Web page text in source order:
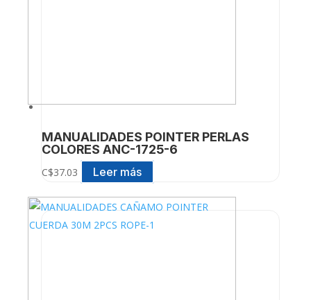
MANUALIDADES POINTER PERLAS
COLORES ANC-1725-6
C$37.03 Leer más